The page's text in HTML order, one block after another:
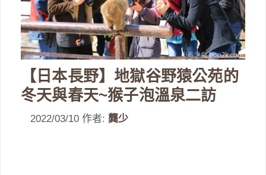
【日本長野】地獄谷野猿公苑的
冬天與春天~猴子泡溫泉二訪
2022/03/10 作者: 龔少